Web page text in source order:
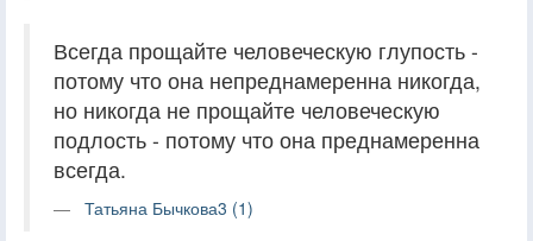
Всегда прощайте человеческую глупость -
потому что она непреднамеренна никогда,
но никогда не прощайте человеческую
подлость - потому что она преднамеренна
всегда.
Татьяна Бычкова3 (1)